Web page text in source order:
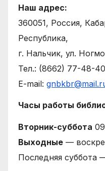
Наш адрес:
360051, Россия,
Республика,
г. Нальчик, ул.
Тел.: (8662) 77-48-40
E-mail:
Часы работы
Вторник-суббота
Выходные —
Последняя суббота